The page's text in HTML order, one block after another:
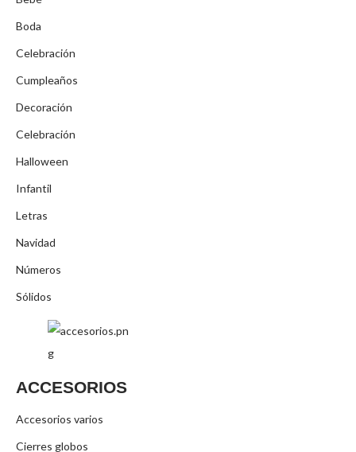
Boda
Celebración
Cumpleaños
Decoración
Celebración
Halloween
Infantil
Letras
Navidad
Números
Sólidos
ACCESORIOS
Accesorios varios
Cierres globos